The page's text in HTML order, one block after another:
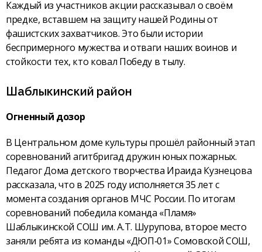
Каждый из участников акции рассказывал о своём
предке, вставшем на защиту нашей Родины от
фашистских захватчиков. Это были истории
беспримерного мужества и отваги наших воинов и
стойкости тех, кто ковал Победу в тылу.
Шаблыкинский район
Огненный дозор
В Центральном доме культуры прошёл районный этап
соревнований агитбригад дружин юных пожарных.
Педагог Дома детского творчества Ираида Кузнецова
рассказала, что в 2025 году исполняется 35 лет с
момента создания органов МЧС России. По итогам
соревнований победила команда «Пламя»
Шаблыкинской СОШ им. А.Т. Шурупова, второе место
заняли ребята из команды «ДЮП‑01» Сомовской СОШ,